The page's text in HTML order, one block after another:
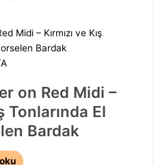
on Red Midi –
Tonlarında El
Bardak